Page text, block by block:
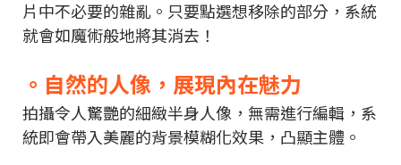
片中不必要的雜亂。只要點選想移除的部分，系統
就會如魔術般地將其消去！
。自然的人像，展現內在魅力
拍攝令人驚艷的細緻半身人像，無需進行編輯，系
統即會帶入美麗的背景模糊化效果，凸顯主體。